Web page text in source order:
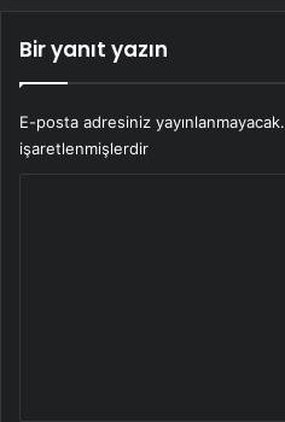
Bir yanıt yazın
E-posta adresiniz yayınlanmayacak.
işaretlenmişlerdir